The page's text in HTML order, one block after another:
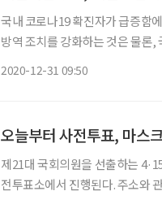
국내 코로나19 확진자가 급증함
방역 조치를 강화하는 것은 물론
2020-12-31 09:50
오늘부터 사전투표, 마스
제21대 국회의원을 선출하는
전투표소에서 진행된다. 주소와